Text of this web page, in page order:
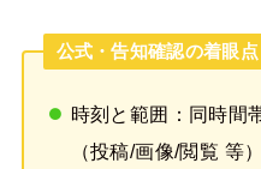
公式・告知確認の着眼点
時刻と範囲：同時間
（投稿/画像/閲覧 等）